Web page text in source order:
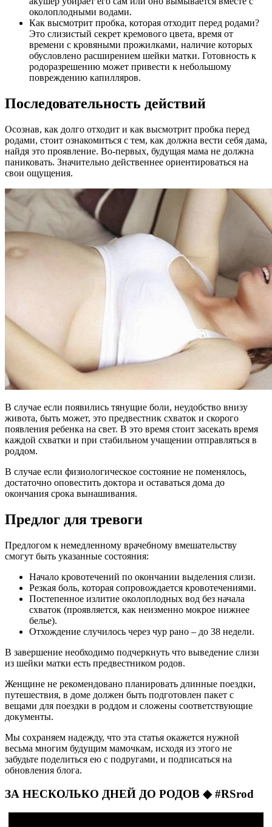
околоплодными водами.
Как высмотрит пробка, которая отходит перед родами?
Это слизистый секрет кремового цвета, время от
времени с кровяными прожилками, наличие которых
обусловлено расширением шейки матки. Готовность к
родоразрешению может привести к небольшому
повреждению капилляров.
Последовательность действий
Осознав, как долго отходит и как высмотрит пробка перед
родами, стоит ознакомиться с тем, как должна вести себя дама,
найдя это проявление. Во-первых, будущая мама не должна
паниковать. Значительно действеннее ориентироваться на
свои ощущения.
В случае если появились тянущие боли, неудобство внизу
живота, быть может, это предвестник схваток и скорого
появления ребенка на свет. В это время стоит засекать время
каждой схватки и при стабильном учащении отправляться в
роддом.
В случае если физиологическое состояние не поменялось,
достаточно оповестить доктора и оставаться дома до
окончания срока вынашивания.
Предлог для тревоги
Предлогом к немедленному врачебному вмешательству
смогут быть указанные состояния:
Начало кровотечений по окончании выделения слизи.
Резкая боль, которая сопровождается кровотечениями.
Постепенное излитие околоплодных вод без начала
схваток (проявляется, как неизменно мокрое нижнее
белье).
Отхождение случилось через чур рано – до 38 недели.
В завершение необходимо подчеркнуть что выведение слизи
из шейки матки есть предвестником родов.
Женщине не рекомендовано планировать длинные поездки,
путешествия, в доме должен быть подготовлен пакет с
вещами для поездки в роддом и сложены соответствующие
документы.
Мы сохраняем надежду, что эта статья окажется нужной
весьма многим будущим мамочкам, исходя из этого не
забудьте поделиться ею с подругами, и подписаться на
обновления блога.
ЗА НЕСКОЛЬКО ДНЕЙ ДО РОДОВ ◆ #RSrod